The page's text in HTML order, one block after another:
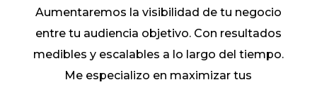
Aumentaremos la visibilidad de tu negocio
entre tu audiencia objetivo. Con resultados
medibles y escalables a lo largo del tiempo.
Me especializo en maximizar tus